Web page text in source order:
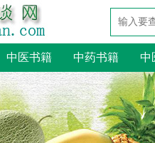
中医书籍 中药书籍 中